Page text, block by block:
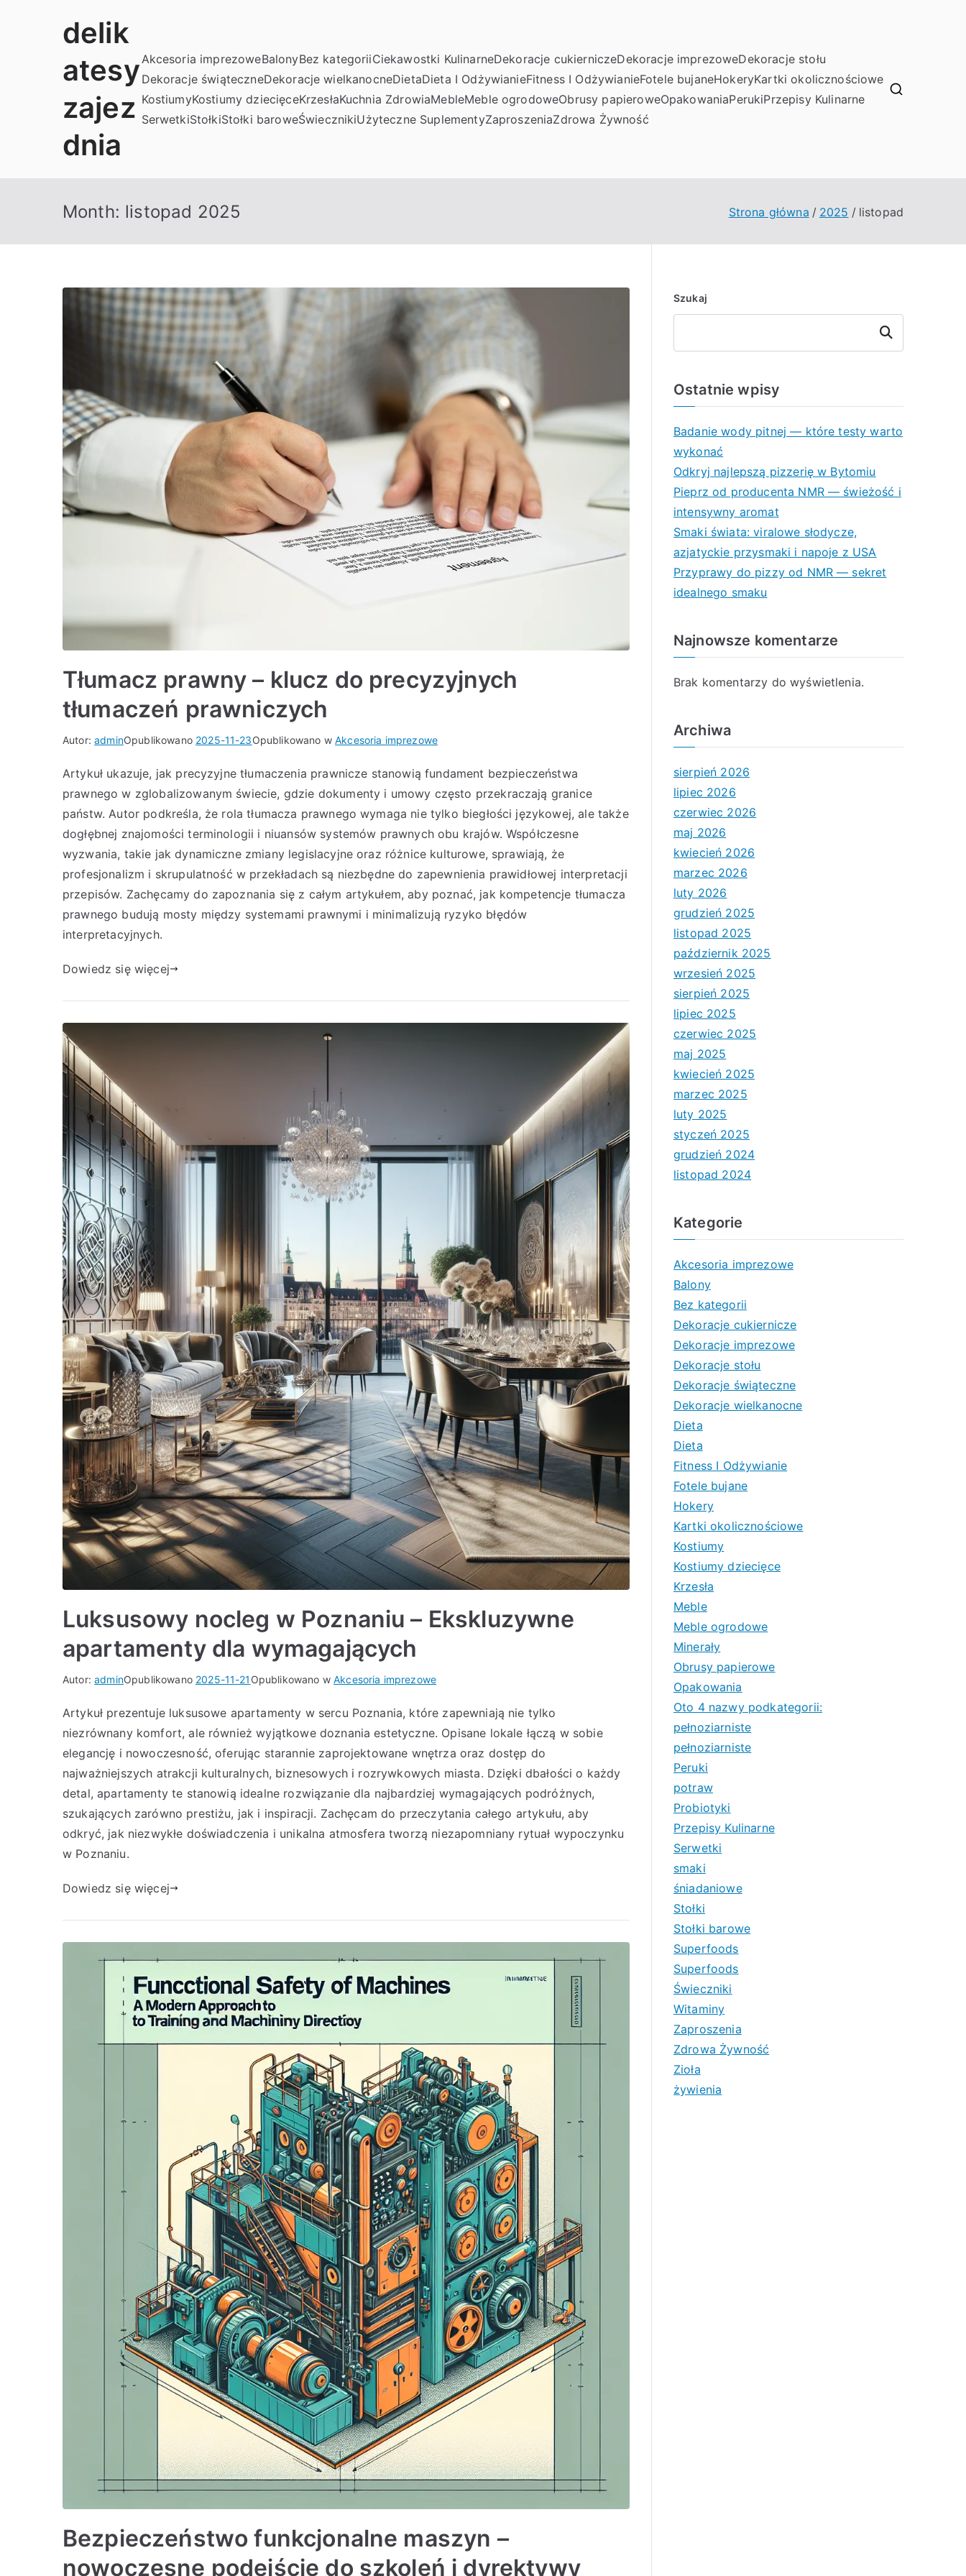
delik
atesy
zajez
dnia
Akcesoria imprezoweBalonyBez kategoriiCiekawostki KulinarneDekoracje cukierniczeDekoracje imprezoweDekoracje stołu
Dekoracje świąteczneDekoracje wielkanocneDietaDieta I OdżywianieFitness I OdżywianieFotele bujaneHokeryKartki okolicznościowe
KostiumyKostiumy dziecięceKrzesłaKuchnia ZdrowiaMebleMeble ogrodoweObrusy papieroweOpakowaniaPerukiPrzepisy Kulinarne
SerwetkiStołkiStołki baroweŚwiecznikiUżyteczne SuplementyZaproszeniaZdrowa Żywność
Month: listopad 2025 Strona główna 2025 listopad
Tłumacz prawny – klucz do precyzyjnych
tłumaczeń prawniczych
Autor:adminOpublikowano 2025-11-23Opublikowano wAkcesoria imprezowe
Artykuł ukazuje, jak precyzyjne tłumaczenia prawnicze stanowią fundament bezpieczeństwa
prawnego w zglobalizowanym świecie, gdzie dokumenty i umowy często przekraczają granice
państw. Autor podkreśla, że rola tłumacza prawnego wymaga nie tylko biegłości językowej, ale także
dogłębnej znajomości terminologii i niuansów systemów prawnych obu krajów. Współczesne
wyzwania, takie jak dynamiczne zmiany legislacyjne oraz różnice kulturowe, sprawiają, że
profesjonalizm i skrupulatność w przekładach są niezbędne do zapewnienia prawidłowej interpretacji
przepisów. Zachęcamy do zapoznania się z całym artykułem, aby poznać, jak kompetencje tłumacza
prawnego budują mosty między systemami prawnymi i minimalizują ryzyko błędów
interpretacyjnych.
Dowiedz się więcej
Luksusowy nocleg w Poznaniu – Ekskluzywne
apartamenty dla wymagających
Autor:adminOpublikowano 2025-11-21 Opublikowano wAkcesoria imprezowe
Artykuł prezentuje luksusowe apartamenty w sercu Poznania, które zapewniają nie tylko
niezrównany komfort, ale również wyjątkowe doznania estetyczne. Opisane lokale łączą w sobie
elegancję i nowoczesność, oferując starannie zaprojektowane wnętrza oraz dostęp do
najważniejszych atrakcji kulturalnych, biznesowych i rozrywkowych miasta. Dzięki dbałości o każdy
detal, apartamenty te stanowią idealne rozwiązanie dla najbardziej wymagających podróżnych,
szukających zarówno prestiżu, jak i inspiracji. Zachęcam do przeczytania całego artykułu, aby
odkryć, jak niezwykłe doświadczenia i unikalna atmosfera tworzą niezapomniany rytuał wypoczynku
w Poznaniu.
Dowiedz się więcej
Bezpieczeństwo funkcjonalne maszyn –
nowoczesne podejście do szkoleń i dyrektywy
Szukaj
Szukaj
Ostatnie wpisy
Badanie wody pitnej — które testy warto
wykonać
Odkryj najlepszą pizzerię w Bytomiu
Pieprz od producenta NMR — świeżość i
intensywny aromat
Smaki świata: viralowe słodycze,
azjatyckie przysmaki i napoje z USA
Przyprawy do pizzy od NMR — sekret
idealnego smaku
Najnowsze komentarze
Brak komentarzy do wyświetlenia.
Archiwa
sierpień 2026
lipiec 2026
czerwiec 2026
maj 2026
kwiecień 2026
marzec 2026
luty 2026
grudzień 2025
listopad 2025
październik 2025
wrzesień 2025
sierpień 2025
lipiec 2025
czerwiec 2025
maj 2025
kwiecień 2025
marzec 2025
luty 2025
styczeń 2025
grudzień 2024
listopad 2024
Kategorie
Akcesoria imprezowe
Balony
Bez kategorii
Dekoracje cukiernicze
Dekoracje imprezowe
Dekoracje stołu
Dekoracje świąteczne
Dekoracje wielkanocne
Dieta
Dieta
Fitness I Odżywianie
Fotele bujane
Hokery
Kartki okolicznościowe
Kostiumy
Kostiumy dziecięce
Krzesła
Meble
Meble ogrodowe
Minerały
Obrusy papierowe
Opakowania
Oto 4 nazwy podkategorii:
pełnoziarniste
pełnoziarniste
Peruki
potraw
Probiotyki
Przepisy Kulinarne
Serwetki
smaki
śniadaniowe
Stołki
Stołki barowe
Superfoods
Superfoods
Świeczniki
Witaminy
Zaproszenia
Zdrowa Żywność
Zioła
żywienia